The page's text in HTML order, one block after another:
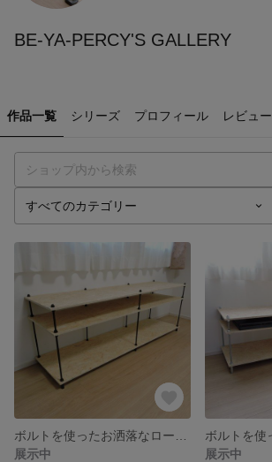
BE-YA-PERCY'S GALLERY
作品一覧 シリーズ プロフィール レビュー
展示中
展示中